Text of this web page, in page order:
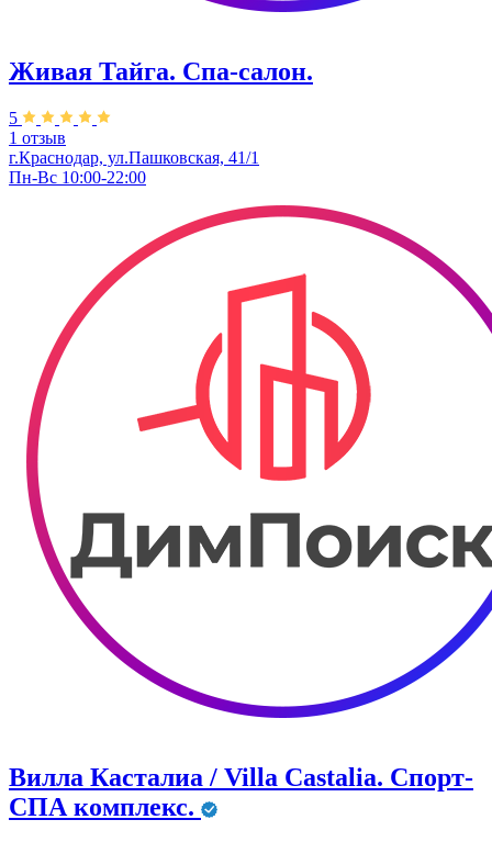
Живая Тайга. Спа-салон.
5
1 отзыв
г.Краснодар, ул.Пашковская, 41/1
Пн-Вс 10:00-22:00
Вилла Касталиа / Villa Castаlia. Спорт-
СПА комплекс.